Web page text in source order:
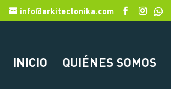
info@arkitectonika.com
INICIO QUIÉNES SOMOS